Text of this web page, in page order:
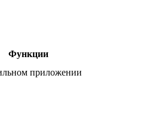
Функции
приложении